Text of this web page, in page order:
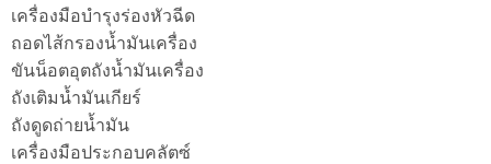
เครื่องมือบำรุงร่องหัวฉีด
ถอดไส้กรองน้ำมันเครื่อง
ขันน็อตอุตถังน้ำมันเครื่อง
ถังเติมน้ำมันเกียร์
ถังดูดถ่ายน้ำมัน
เครื่องมือประกอบคลัตซ์